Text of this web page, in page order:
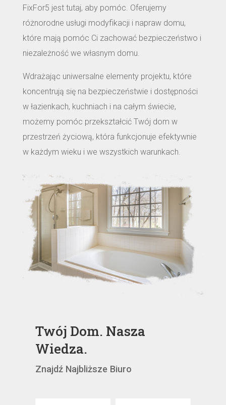
FixFor5 jest tutaj, aby pomóc. Oferujemy
różnorodne usługi modyfikacji i napraw domu,
które mają pomóc Ci zachować bezpieczeństwo i
niezależność we własnym domu.
Wdrażając uniwersalne elementy projektu, które
koncentrują się na bezpieczeństwie i dostępności
w łazienkach, kuchniach i na całym świecie,
możemy pomóc przekształcić Twój dom w
przestrzeń życiową, która funkcjonuje efektywnie
w każdym wieku i we wszystkich warunkach.
Twój Dom. Nasza
Wiedza.
Znajdź Najbliższe Biuro